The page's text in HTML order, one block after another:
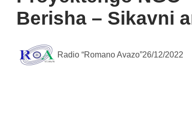
Berisha – Sikavni
Radio “Romano Avazo”26/12/2022